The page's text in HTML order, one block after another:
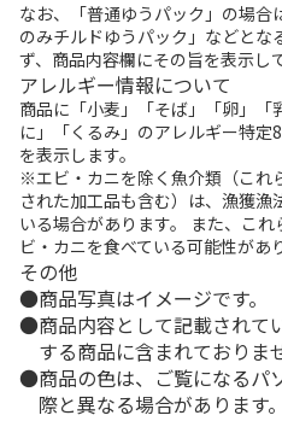
なお、「普通ゆうパック」の場
のみチルドゆうパック」などとな
ず、商品内容欄にその旨を表示し
アレルギー情報について
商品に「小麦」「そば」「卵」「
に」「くるみ」のアレルギー特
を表示します。
※エビ・カニを除く魚介類（これ
された加工品も含む）は、漁獲漁
いる場合があります。 また、こ
ビ・カニを食べている可能性があ
その他
商品写真はイメージです。
商品内容として記載されて
する商品に含まれておりま
商品の色は、ご覧になるパ
際と異なる場合があります。